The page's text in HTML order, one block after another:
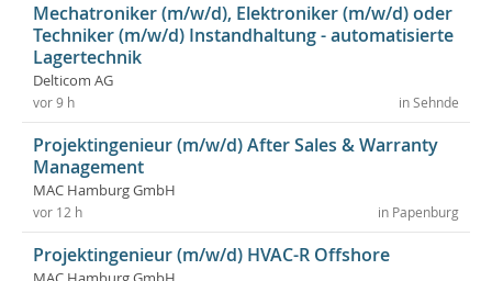
Mechatroniker (m/w/d), Elektroniker (m/w/d) oder
Techniker (m/w/d) Instandhaltung - automatisierte
Lagertechnik
Delticom AG
in Sehnde
vor 9 h
Projektingenieur (m/w/d) After Sales & Warranty
Management
MAC Hamburg GmbH
in Papenburg
vor 12 h
Projektingenieur (m/w/d) HVAC-R Offshore